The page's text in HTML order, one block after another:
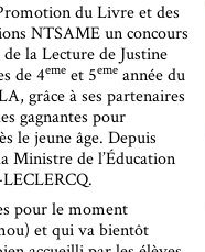
du Livre et des
NTSAME un concours
la Lecture de Justine
de 4eme et 5eme année du
grâce à ses partenaires
gagnantes pour
le jeune âge. Depuis
Ministre de l’Éducation
pour le moment
et qui va bientôt